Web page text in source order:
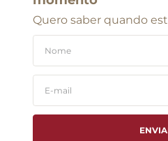
Quero saber quando